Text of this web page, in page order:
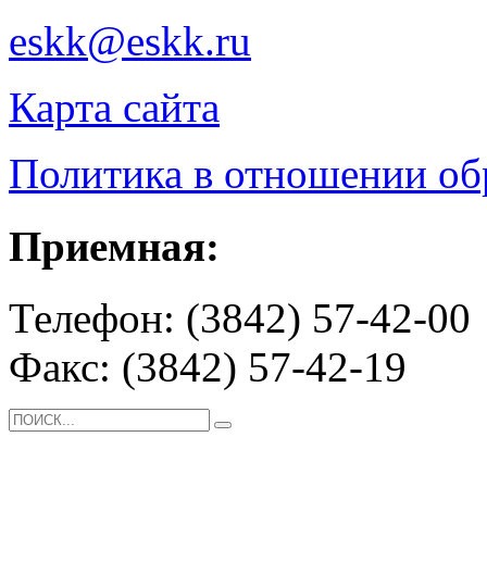
eskk@eskk.ru
Карта сайта
Политика в отношении
Приемная:
Телефон: (3842) 57-42-00
Факс: (3842) 57-42-19